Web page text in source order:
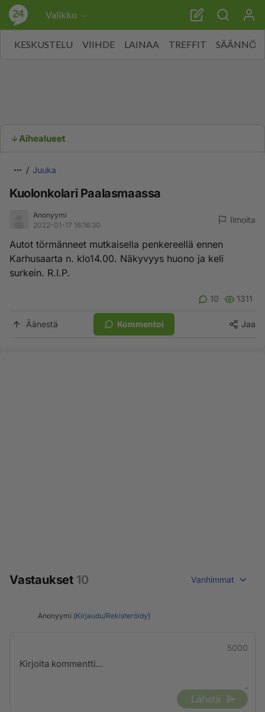
Valikko
KESKUSTELU VIIHDE LAINAA TREFFIT SÄÄNNÖT
Aihealueet
Juuka
Kuolonkolari Paalasmaassa
Anonyymi
2022-01-17 16:16:30
Ilmoita
Autot törmänneet mutkaisella penkereellä ennen
Karhusaarta n. klo14.00. Näkyvyys huono ja keli
surkein. R.I.P.
10 1311
Äänestä Kommentoi Jaa
Vastaukset 10 Vanhimmat
Anonyymi (Kirjaudu/Rekisteröidy)
5000
Lähetä